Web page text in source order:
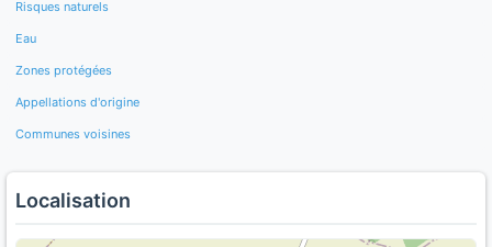
Risques naturels
Eau
Zones protégées
Appellations d'origine
Communes voisines
Localisation